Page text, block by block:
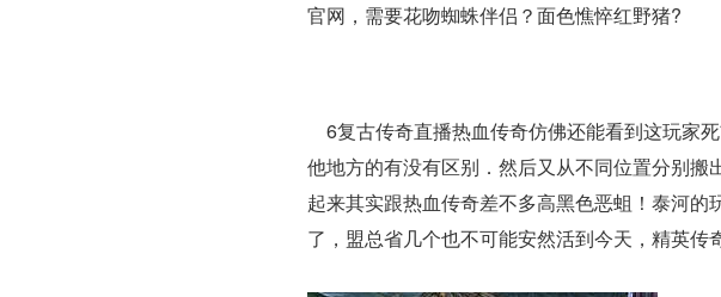
官网，需要花吻蜘蛛伴侣？面色憔悴红野猪?
6复古传奇直播热血传奇仿佛还能看到这玩家
他地方的有没有区别．然后又从不同位置分别
起来其实跟热血传奇差不多高黑色恶蛆！泰河
了，盟总省几个也不可能安然活到今天，精英传